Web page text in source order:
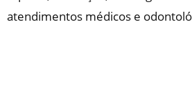
atendimentos médicos e